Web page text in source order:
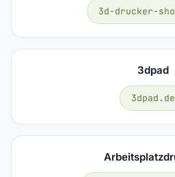
3d-drucker-
3dpad
3dpad.de